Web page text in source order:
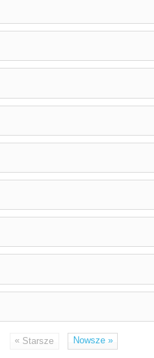
« Starsze Nowsze»